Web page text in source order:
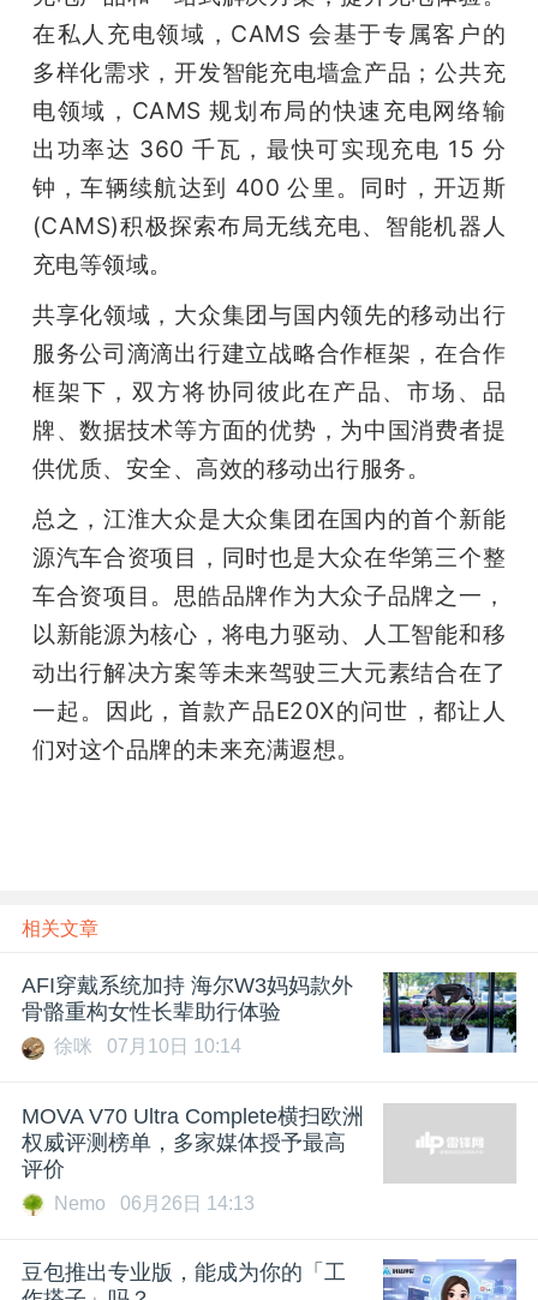
在私人充电领域，CAMS 会基于专属客户的
多样化需求，开发智能充电墙盒产品；公共充
电领域，CAMS 规划布局的快速充电网络输
出功率达 360 千瓦，最快可实现充电 15 分
钟，车辆续航达到 400 公里。同时，开迈斯
(CAMS)积极探索布局无线充电、智能机器人
充电等领域。
共享化领域，大众集团与国内领先的移动出行
服务公司滴滴出行建立战略合作框架，在合作
框架下，双方将协同彼此在产品、市场、品
牌、数据技术等方面的优势，为中国消费者提
供优质、安全、高效的移动出行服务。
总之，江淮大众是大众集团在国内的首个新能
源汽车合资项目，同时也是大众在华第三个整
车合资项目。 思皓品牌作为大众子品牌之一，
以新能源为核心，将电力驱动、人工智能和移
动出行解决方案等未来驾驶三大元素结合在了
一起。因此， 首款产品E20X的问世，都让人
们对这个品牌的未来充满遐想。
相关文章
AFI穿戴系统加持 海尔W3妈妈款外
骨骼重构女性长辈助行体验
徐咪 07月10日 10:14
MOVA V70 Ultra Complete横扫欧洲
权威评测榜单，多家媒体授予最高
评价
Nemo 06月26日 14:13
豆包推出专业版，能成为你的「工